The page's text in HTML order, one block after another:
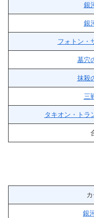
銀
銀
フォトン・
墓穴
抹殺
三
タキオン・トラ
銀